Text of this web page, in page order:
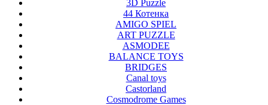
3D Puzzle
44 Котенка
AMIGO SPIEL
ART PUZZLE
ASMODEE
BALANCE TOYS
BRIDGES
Canal toys
Castorland
Cosmodrome Games